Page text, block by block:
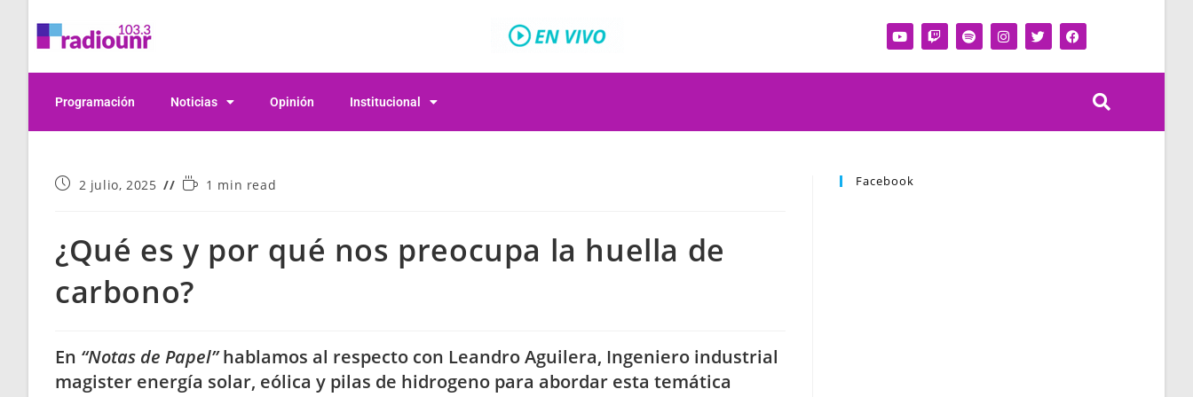
Programación Noticias Opinión Institucional
2 julio, 2025 1 min read
¿Qué es y por qué nos preocupa la huella de
carbono?
En “Notas de Papel”hablamos al respecto con Leandro Aguilera, Ingeniero industrial
magister energía solar, eólica y pilas de hidrogeno para abordar esta temática
Facebook